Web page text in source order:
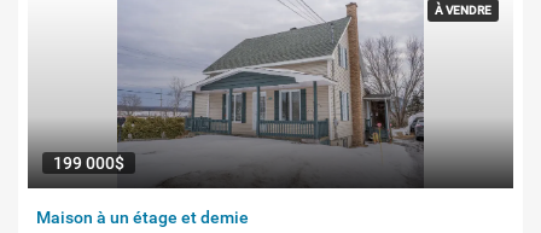
À VENDRE
199 000$
Maison à un étage et demie